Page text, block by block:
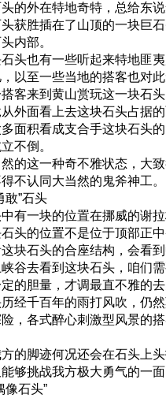
的外在特地奇特，总给东
获胜插在了山顶的一块巨
内部。
头也有一些听起来特地匪
以至一些当地的搭客也对
客来到黄山赏玩这一块石
外面看上去这块石头占据的
面积看成支合手这块石头
不倒。
的这一种奇不雅状态，大
不认同大当然的鬼斧神工。
敢”石头
有一块的位置在挪威的谢
头的位置不是位于顶部正
块石头的合座结构，会看
谷去看到这块石头，咱们
的胆量，才调最直不雅的去
经千百年的雨打风吹，仍
，各式醉心刺激型风景的
的脚迹何况还会在石头上
够挑战我方极大勇气的一
像石头”